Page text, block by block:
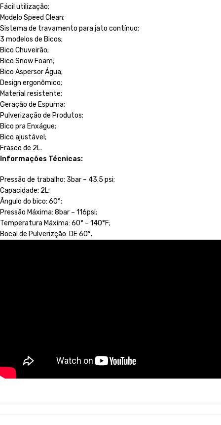
Fácil utilização;
Modelo Speed Clean;
Sistema de travamento para jato contínuo;
3 modelos de Bicos;
Bico Chuveirão;
Bico Snow Foam;
Bico Aspersor Água;
Design ergonômico;
Material resistente;
Geração de Espuma;
Pulverização de Produtos;
Bico pra Enxágue;
Bico ajustável;
Frasco de 2L.
Informações Técnicas:
Pressão de trabalho: 3bar – 43.5 psi;
Capacidade: 2L;
Ângulo do bico: 60°;
Pressão Máxima: 8bar – 116psi;
Temperatura Máxima: 60° – 140°F;
Bocal de Pulverizção: DE 60°.